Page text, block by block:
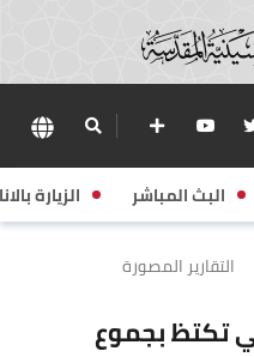
البث المباشر الزيارة
التقارير المصورة
تكتظ بجموع